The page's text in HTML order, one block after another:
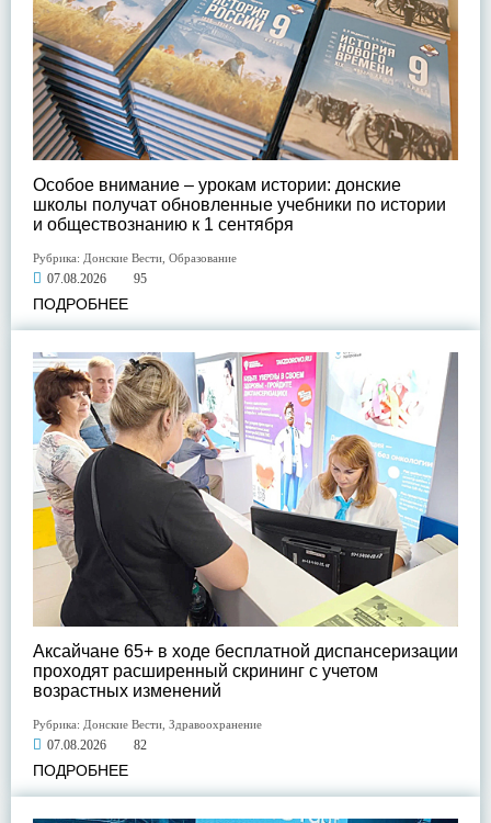
Особое внимание – урокам истории: донские
школы получат обновленные учебники по истории
и обществознанию к 1 сентября
Рубрика: Донские Вести Образование
07.08.2026 95
ПОДРОБНЕЕ
Аксайчане 65+ в ходе бесплатной диспансеризации
проходят расширенный скрининг с учетом
возрастных изменений
Рубрика: Донские Вести Здравоохранение
07.08.2026 82
ПОДРОБНЕЕ